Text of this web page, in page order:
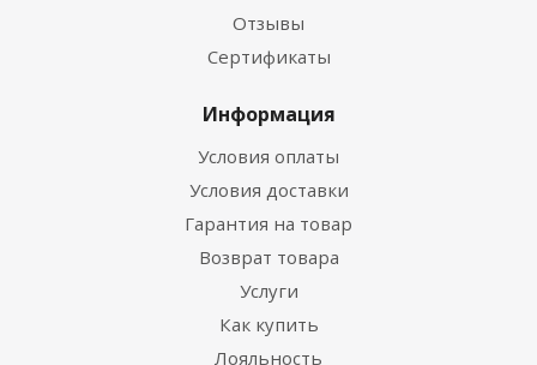
Отзывы
Сертификаты
Информация
Условия оплаты
Условия доставки
Гарантия на товар
Возврат товара
Услуги
Как купить
Лояльность